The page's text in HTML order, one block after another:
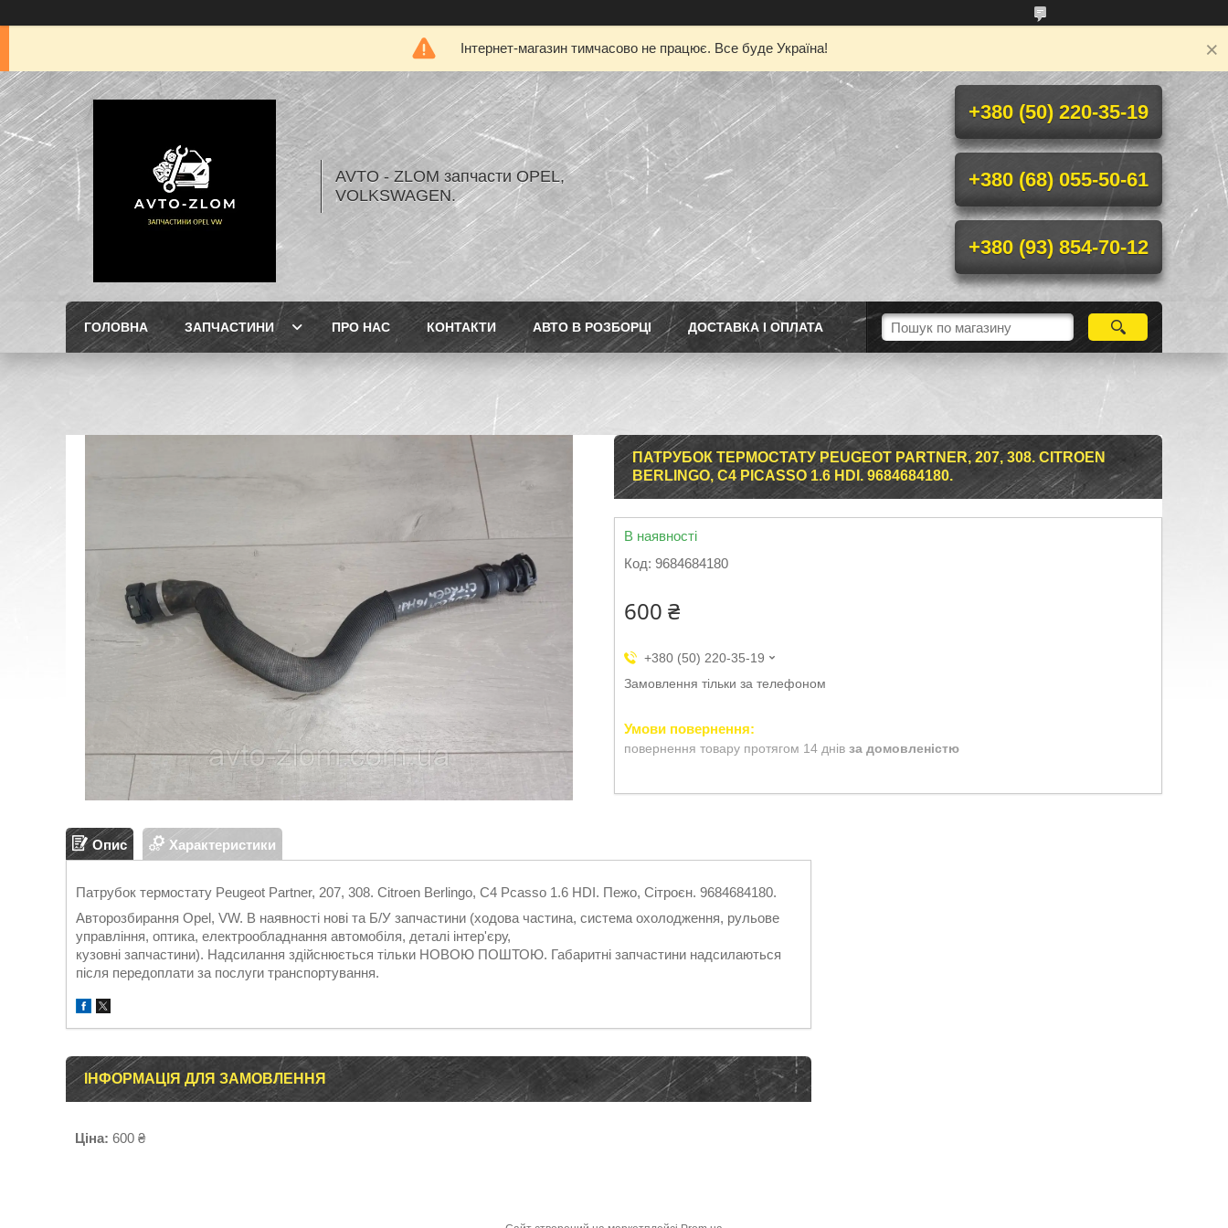
Інтернет-магазин тимчасово не працює. Все буде Україна!
AVTO - ZLOM запчасти OPEL,
VOLKSWAGEN.
+380 (50) 220-35-19
+380 (68) 055-50-61
+380 (93) 854-70-12
ГОЛОВНА ЗАПЧАСТИНИ ПРО НАС КОНТАКТИ АВТО В РОЗБОРЦІ ДОСТАВКА І ОПЛАТА
ПАТРУБОК ТЕРМОСТАТУ PEUGEOT PARTNER, 207, 308. CITROEN
BERLINGO, C4 PICASSO 1.6 HDI. 9684684180.
В наявності
Код: 9684684180
600 ₴
+380 (50) 220-35-19
Замовлення тільки за телефоном
повернення товару протягом 14 днів за домовленістю
Опис Характеристики
Патрубок термостату Peugeot Partner, 207, 308. Citroen Berlingo, C4 Pcasso 1.6 HDI. Пежо, Сітроєн. 9684684180.
Авторозбирання Opel, VW. В наявності нові та Б/У запчастини (ходова частина, система охолодження, рульове
управління, оптика, електрообладнання автомобіля, деталі інтер'єру,
кузовні запчастини). Надсилання здійснюється тільки НОВОЮ ПОШТОЮ. Габаритні запчастини надсилаються
після передоплати за послуги транспортування.
ІНФОРМАЦІЯ ДЛЯ ЗАМОВЛЕННЯ
Ціна: 600 ₴